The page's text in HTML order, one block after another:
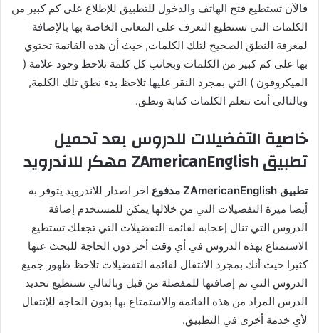
فالآن تستطيع فتح الهاتف والدخول للتطبيق للإطلاع على كم كبير من
الكلمات التي تستطيع التعرف على المعاني الخاصة بها بالإضافة
لمعرفة النطق الصحيح لتلك الكلمات, حيث أن هذه القائمة تحتوي
بها على كم كبير من الكلمات وبجانب كل كلمة تلاحظ وجود علامة (
الميكروفون ) التي بمجرد النقر عليها تلاحظ بدء نطق تلك الكلمة,
وبالتالي أنت تتعلم الكلمات كتابة ونطق.
خاصية التفضيلات للدروس بعد تحميل
تطبيق ZAmericanEnglish مهكر للاندرويد
تطبيق ZAmericanEnglish مدفوع
اخر اصدار للاندرويد يتوفر به
أيضا ميزة التفضيلات التي من خلالها يمكن للمستخدم إضافة
الدروس التي تنال إعجابه لقائمة التفضيلات التي تجعلك تستطيع
الاستمتاع بهذه الدروس في أي وقت أخر دون الحاجة للبحث عنها
كثيرا حيث أنك بمجرد الانتقال لقائمة التفضيلات تلاحظ ظهور جميع
الدروس التي تم إضافتها للمفضلة من قبل وبالتالي تستطيع تحديد
الدرس المراد من هذه القائمة والاستمتاع بها بدون الحاجة للإنتقال
لأي خدمة أخرى في التطبيق.